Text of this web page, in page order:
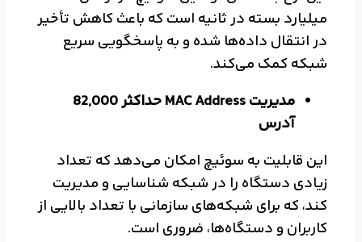
میلیارد بسته در ثانیه است که باعث کاهش تأخیر
در انتقال داده‌ها شده و به پاسخگویی سریع
شبکه کمک می‌کند.
مدیریت MAC Address حداکثر 82,000
آدرس
این قابلیت به سوئیچ امکان می‌دهد که تعداد
زیادی دستگاه را در شبکه شناسایی و مدیریت
کند، که برای شبکه‌های سازمانی با تعداد بالایی از
کاربران و دستگاه‌ها، ضروری است.